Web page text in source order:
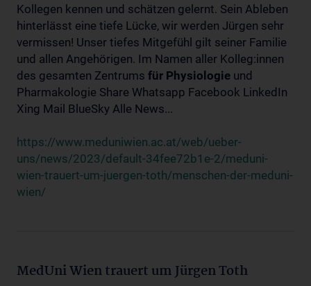
Kollegen kennen und schätzen gelernt. Sein Ableben
hinterlässt eine tiefe Lücke, wir werden Jürgen sehr
vermissen! Unser tiefes Mitgefühl gilt seiner Familie
und allen Angehörigen. Im Namen aller Kolleg:innen
des gesamten Zentrums für Physiologie und
Pharmakologie Share Whatsapp Facebook LinkedIn
Xing Mail BlueSky Alle News...
https://www.meduniwien.ac.at/web/ueber-
uns/news/2023/default-34fee72b1e-2/meduni-
wien-trauert-um-juergen-toth/menschen-der-meduni-
wien/
MedUni Wien trauert um Jürgen Toth